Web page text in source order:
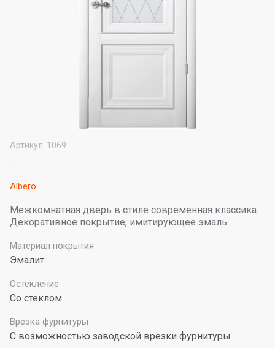
Артикул: 1069
Albero
Межкомнатная дверь в стиле современная классика.
Декоративное покрытие, имитирующее эмаль.
Материал покрытия
Эмалит
Остекление
Со стеклом
Врезка фурнитуры
С возможностью заводской врезки фурнитуры